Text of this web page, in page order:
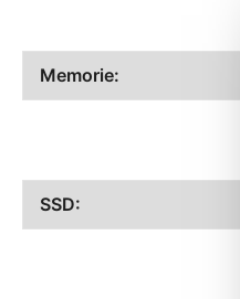
Memorie:
SSD: